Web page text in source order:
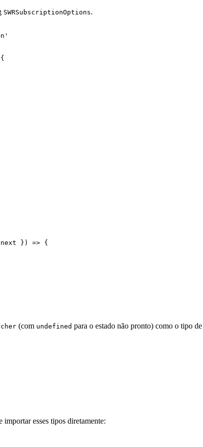
SWRSubscriptionOptions.
{
next }) => {
(com undefined para o estado não pronto) como o tipo de
esses tipos diretamente: